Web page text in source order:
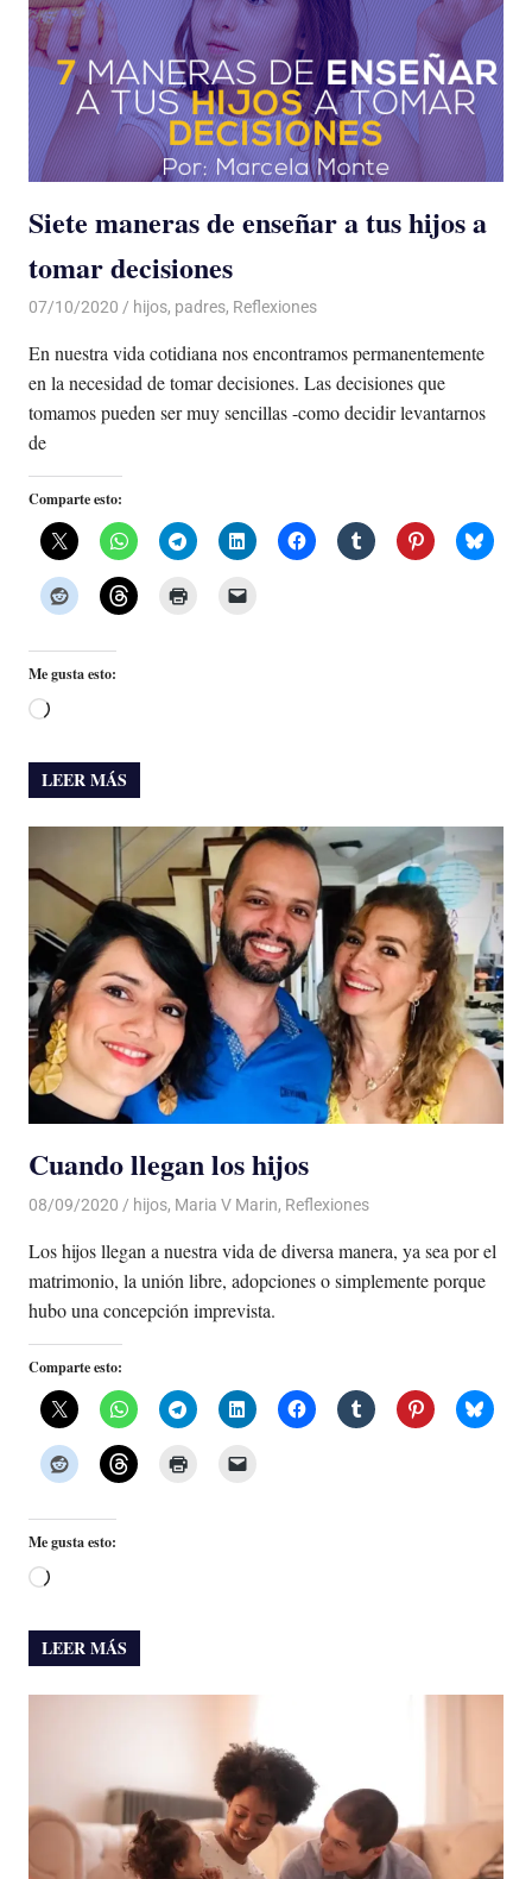
Siete maneras de enseñar a tus hijos a
tomar decisiones
07/10/2020 De todo un Poco
hijos, padres, Reflexiones
En nuestra vida cotidiana nos encontramos permanentemente
en la necesidad de tomar decisiones. Las decisiones que
tomamos pueden ser muy sencillas -como decidir levantarnos
de
Comparte esto:
Me gusta esto:
Cargando...
LEER MÁS
Cuando llegan los hijos
08/09/2020 De todo un Poco
hijos, Maria V Marin, Reflexiones
Los hijos llegan a nuestra vida de diversa manera, ya sea por el
matrimonio, la unión libre, adopciones o simplemente porque
hubo una concepción imprevista.
Comparte esto:
Me gusta esto:
Cargando...
LEER MÁS